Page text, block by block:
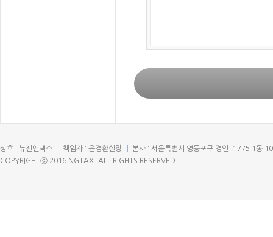
상호 : 뉴젠앤택스 책임자 : 윤경환실장
본사 : 서울특별시 영등포구 경인로 775 1동
COPYRIGHTⓒ 2016 NGTAX. ALL RIGHTS RESERVED.